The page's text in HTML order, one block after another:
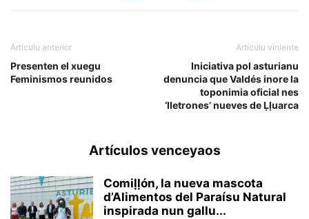
Artículu anterior
Presenten el xuegu
Feminismos reunidos
Artículu viniente
Iniciativa pol asturianu
denuncia que Valdés inore la
toponimia oficial nes
‘lletrones’ nueves de Ḷḷuarca
Artículos venceyaos
Comiḷḷón, la nueva mascota
d’Alimentos del Paraísu Natural
inspirada nun gallu...